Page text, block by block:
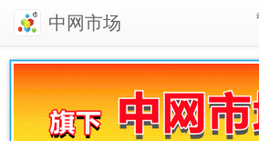
中网市场